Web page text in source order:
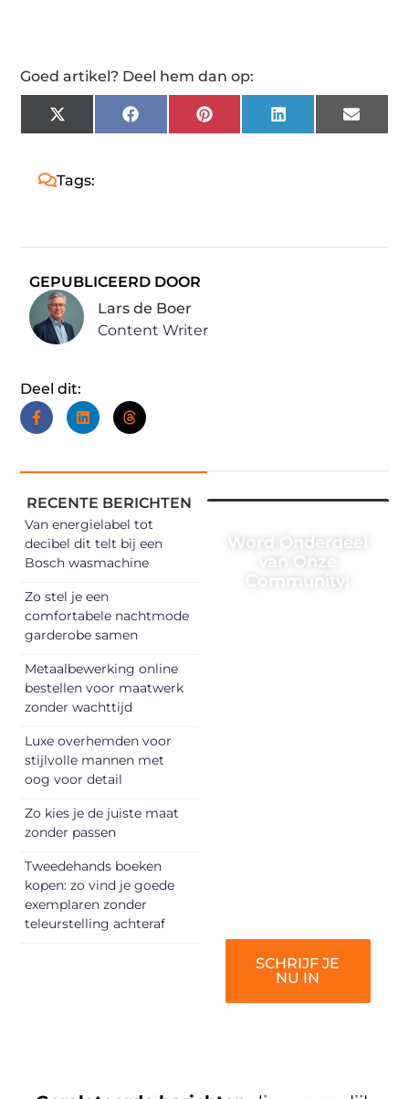
Goed artikel? Deel hem dan op:
X
(Twitter)
FacebookPinterestLinkedIn Email
Tags:
GEPUBLICEERD DOOR
Lars de Boer
Content Writer
Deel dit:
RECENTE BERICHTEN
Van energielabel tot
decibel dit telt bij een
Bosch wasmachine
Zo stel je een
comfortabele nachtmode
garderobe samen
Metaalbewerking online
bestellen voor maatwerk
zonder wachttijd
Luxe overhemden voor
stijlvolle mannen met
oog voor detail
Zo kies je de juiste maat
zonder passen
Tweedehands boeken
kopen: zo vind je goede
exemplaren zonder
teleurstelling achteraf
Word Onderdeel
van Onze
Community!
SCHRIJF JE
NU IN